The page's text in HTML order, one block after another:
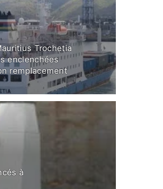
Trochetia
enclenchées
remplacement
à